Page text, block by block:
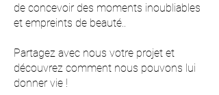
de concevoir des moments inoubliables
et empreints de beauté..
Partagez avec nous votre projet et
découvrez comment nous pouvons lui
donner vie !